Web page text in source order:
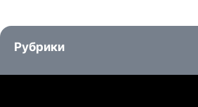
Рубрики